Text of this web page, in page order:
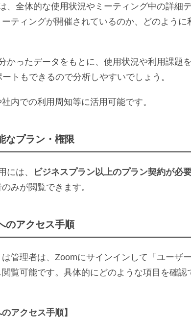
、全体的な使用状況やミーティング中の詳細
ティングが開催されているのか、どのよう
かったデータをもとに、使用状況や利用課題
トもできるので分析しやすいでしょう。
内での利用周知等に活用可能です。
なプラン・権限
には、 ビジネスプラン以上のプラン契約が必
みが閲覧できます。
のアクセス手順
管理者は、Zoomにサインインして「ユーザ
覧可能です。具体的にどのような項目を確
アクセス手順】